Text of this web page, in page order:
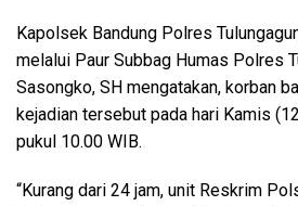
Kapolsek Bandung Polres
melalui Paur Subbag Humas Polres
Sasongko, SH mengatakan, korban
kejadian tersebut pada hari Kamis
pukul 10.00 WIB.
“Kurang dari 24 jam, unit Reskrim